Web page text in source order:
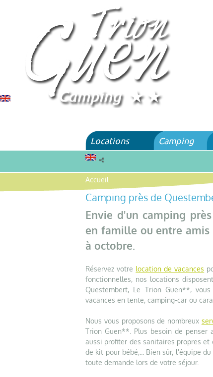
Locations Camping
Accueil
Camping près de
Envie d'un camping
en famille ou entre amis
à octobre.
Réservez votre location de vacances
fonctionnelles, nos locations
Questembert, Le Trion Guen**,
vacances en tente, camping-car ou
Nous vous proposons de nombreux
Trion Guen**. Plus besoin de penser
aussi profiter des sanitaires propres
de kit pour bébé,... Bien sûr, l'équipe
toute demande lors de votre séjour.